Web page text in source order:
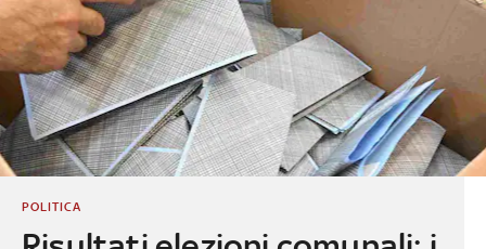
POLITICA